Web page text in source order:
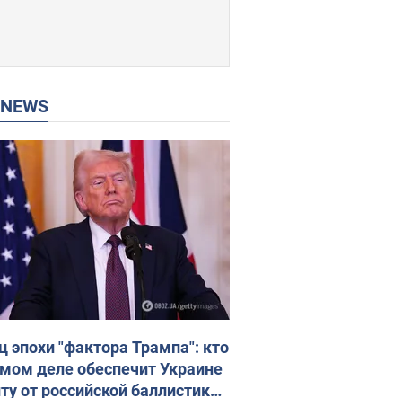
NEWS
эпохи "фактора Трампа": кто
деле обеспечит Украине
от российской баллистики.